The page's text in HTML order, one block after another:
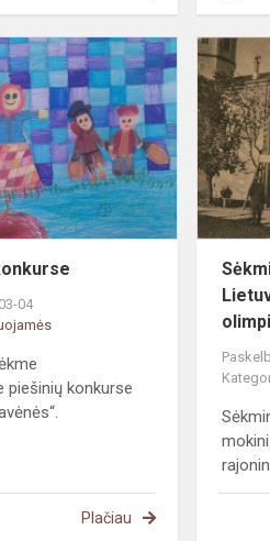
Laimėjimas
konkurse
04
piešinių konkurse
Plačiau